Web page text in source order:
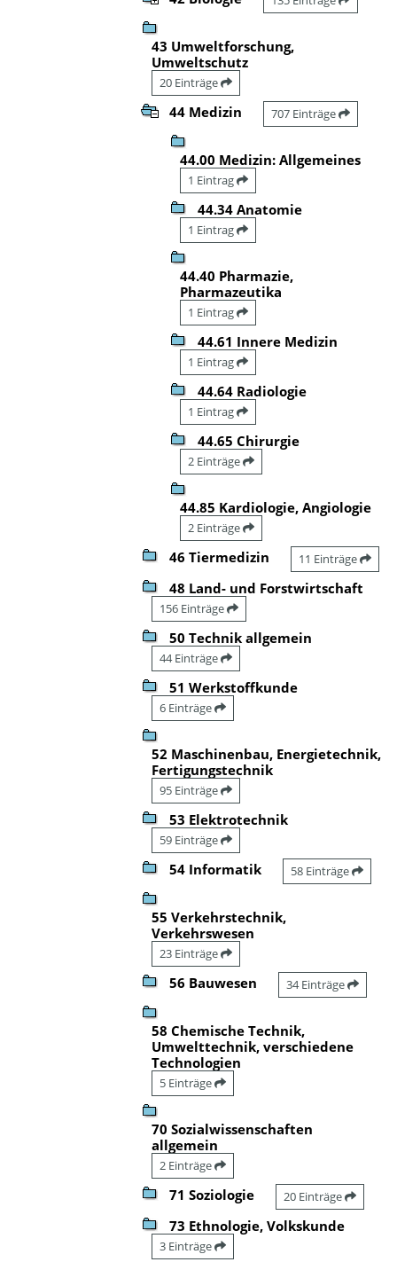
43 Umweltforschung,
Umweltschutz
20 Einträge
44 Medizin 707 Einträge
44.00 Medizin: Allgemeines
1 Eintrag
44.34 Anatomie
1 Eintrag
44.40 Pharmazie,
Pharmazeutika
1 Eintrag
44.61 Innere Medizin
1 Eintrag
44.64 Radiologie
1 Eintrag
44.65 Chirurgie
2 Einträge
44.85 Kardiologie, Angiologie
2 Einträge
46 Tiermedizin 11 Einträge
48 Land- und Forstwirtschaft
156 Einträge
50 Technik allgemein
44 Einträge
51 Werkstoffkunde
6 Einträge
52 Maschinenbau, Energietechnik,
Fertigungstechnik
95 Einträge
53 Elektrotechnik
59 Einträge
54 Informatik 58 Einträge
55 Verkehrstechnik,
Verkehrswesen
23 Einträge
56 Bauwesen 34 Einträge
58 Chemische Technik,
Umwelttechnik, verschiedene
Technologien
5 Einträge
70 Sozialwissenschaften
allgemein
2 Einträge
71 Soziologie 20 Einträge
73 Ethnologie, Volkskunde
3 Einträge